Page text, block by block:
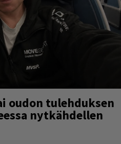
oudon tulehduksen
nytkähdellen